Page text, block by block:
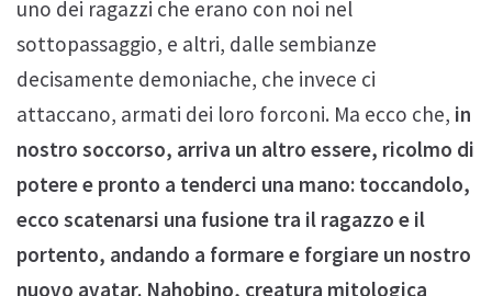
uno dei ragazzi che erano con noi nel
sottopassaggio, e altri, dalle sembianze
decisamente demoniache, che invece ci
attaccano, armati dei loro forconi. Ma ecco che, in
nostro soccorso, arriva un altro essere, ricolmo di
potere e pronto a tenderci una mano: toccandolo,
ecco scatenarsi una fusione tra il ragazzo e il
portento, andando a formare e forgiare un nostro
nuovo avatar. Nahobino, creatura mitologica